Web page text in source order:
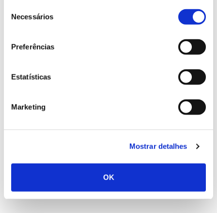
Necessários
Preferências
Estatísticas
Marketing
Mostrar detalhes
OK
Registar galhas de Trichi em acácia-das-espigas:
no verão 2026